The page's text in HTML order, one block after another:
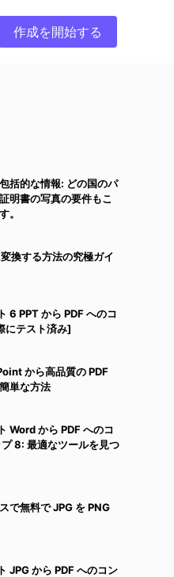
作成を開始する
括的な情報: どの国のパ
明書の写真の要件もこ
。
換する方法の究極ガイ
6 PPT から PDF へのコ
にテスト済み]
から高品質の PDF
単な方法
Word から PDF へのコ
8: 最適なツールを見つ
で無料で JPG を PNG
JPG から PDF へのコン